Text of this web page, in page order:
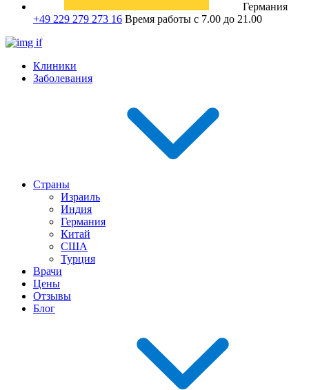
Германия
+49 229 279 273 16 Время работы с 7.00 до 21.00
Клиники
Заболевания
Страны
Израиль
Индия
Германия
Китай
США
Турция
Врачи
Цены
Отзывы
Блог